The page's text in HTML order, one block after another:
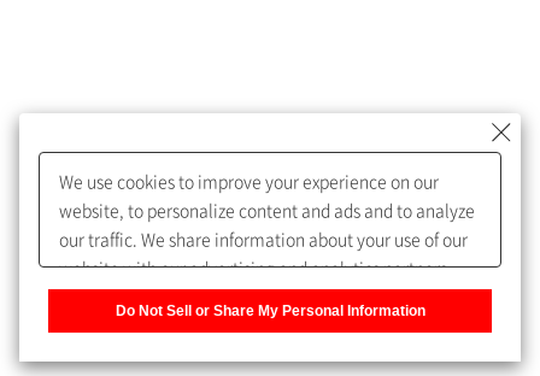
めします。
My SHIMADZU for Analyticalへ登録いただくと、技術情報や
取扱説明書・Webinarなどの閲覧ができます。
うになります。
We use cookies to improve your experience on our
website, to personalize content and ads and to analyze
our traffic. We share information about your use of our
website with our advertising and analytics partners,
Do Not Sell or Share My Personal Information